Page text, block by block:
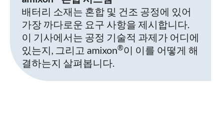
배터리 소재는 혼합 및 건조 공정에 있어
가장 까다로운 요구 사항을 제시합니다.
이 기사에서는 공정 기술적 과제가 어디에
있는지, 그리고 amixon®이 이를 어떻게 해
결하는지 살펴봅니다.